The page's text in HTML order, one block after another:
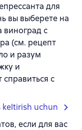
для
вы выберете на
виноград с
(см. рецепт
и разум
и
с
keltirish uchun
если для вас